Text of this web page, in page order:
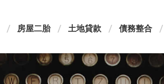
房屋二胎 土地貸款 債務整合